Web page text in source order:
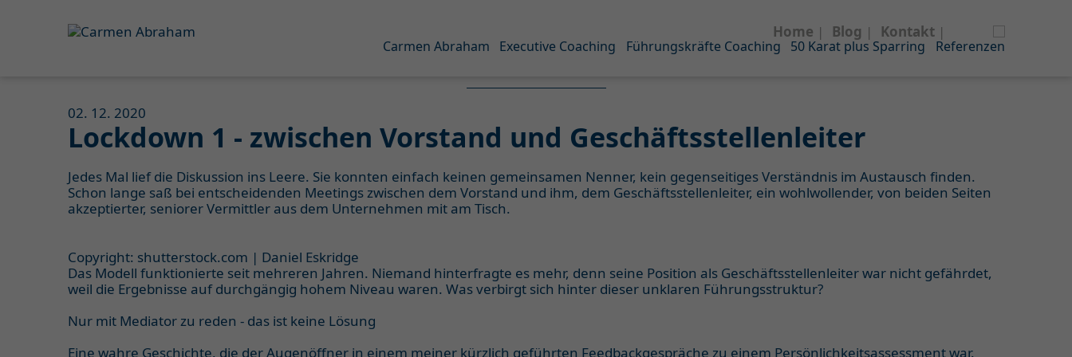
Home Blog Kontakt
Carmen Abraham Executive Coaching Führungskräfte Coaching 50 Karat plus Sparring Referenzen
02. 12. 2020
Lockdown 1 - zwischen Vorstand und Geschäftsstellenleiter
Jedes Mal lief die Diskussion ins Leere. Sie konnten einfach keinen gemeinsamen Nenner, kein gegenseitiges Verständnis im Austausch finden.
Schon lange saß bei entscheidenden Meetings zwischen dem Vorstand und ihm, dem Geschäftsstellenleiter, ein wohlwollender, von beiden Seiten
akzeptierter, seniorer Vermittler aus dem Unternehmen mit am Tisch.
Copyright: shutterstock.com | Daniel Eskridge
Das Modell funktionierte seit mehreren Jahren. Niemand hinterfragte es mehr, denn seine Position als Geschäftsstellenleiter war nicht gefährdet,
weil die Ergebnisse auf durchgängig hohem Niveau waren. Was verbirgt sich hinter dieser unklaren Führungsstruktur?
Nur mit Mediator zu reden - das ist keine Lösung
Eine wahre Geschichte, die der Augenöffner in einem meiner kürzlich geführten Feedbackgespräche zu einem Persönlichkeitsassessment war.